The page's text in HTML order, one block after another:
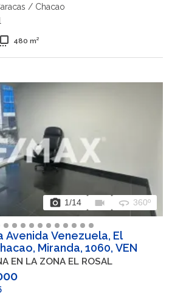
/ Chacao
480 m²
photo_camera 1/14 videocam 360 360º
Avenida Venezuela, El
Miranda, 1060, VEN
EN LA ZONA EL ROSAL